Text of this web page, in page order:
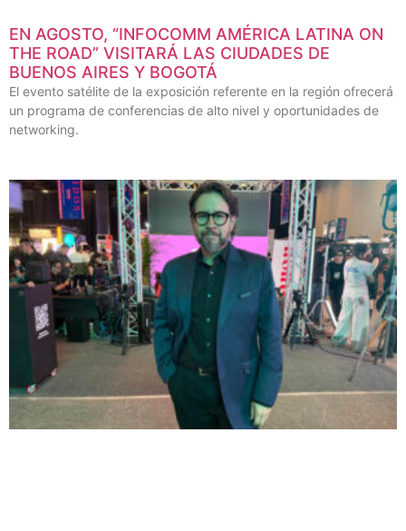
EN AGOSTO, “INFOCOMM AMÉRICA LATINA ON
THE ROAD” VISITARÁ LAS CIUDADES DE
BUENOS AIRES Y BOGOTÁ
El evento satélite de la exposición referente en la región ofrecerá
un programa de conferencias de alto nivel y oportunidades de
networking.